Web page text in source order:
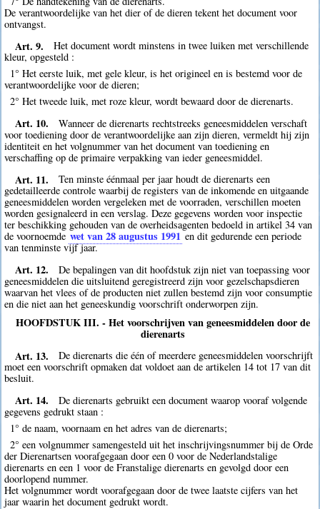
De verantwoordelijke van het dier of de dieren tekent het document voor
ontvangst.
Art. 9.
Het document wordt minstens in twee luiken met verschillende
kleur, opgesteld :
1° Het eerste luik, met gele kleur, is het origineel en is bestemd voor de
verantwoordelijke voor de dieren;
2° Het tweede luik, met roze kleur, wordt bewaard door de dierenarts.
Art. 10.
Wanneer de dierenarts rechtstreeks geneesmiddelen verschaft
voor toediening door de verantwoordelijke aan zijn dieren, vermeldt hij zijn
identiteit en het volgnummer van het document van toediening en
verschaffing op de primaire verpakking van ieder geneesmiddel.
Art. 11.
Ten minste éénmaal per jaar houdt de dierenarts een
gedetailleerde controle waarbij de registers van de inkomende en uitgaande
geneesmiddelen worden vergeleken met de voorraden, verschillen moeten
worden gesignaleerd in een verslag. Deze gegevens worden voor inspectie
ter beschikking gehouden van de overheidsagenten bedoeld in artikel 34 van
de voornoemde wet van 28 augustus 1991 en dit gedurende een periode
van tenminste vijf jaar.
Art. 12.
De bepalingen van dit hoofdstuk zijn niet van toepassing voor
geneesmiddelen die uitsluitend geregistreerd zijn voor gezelschapsdieren
waarvan het vlees of de producten niet zullen bestemd zijn voor consumptie
en die niet aan het geneeskundig voorschrift onderworpen zijn.
HOOFDSTUK III. - Het voorschrijven van geneesmiddelen door de
dierenarts
Art. 13.
De dierenarts die één of meerdere geneesmiddelen voorschrijft
moet een voorschrift opmaken dat voldoet aan de artikelen 14 tot 17 van dit
besluit.
Art. 14.
De dierenarts gebruikt een document waarop vooraf volgende
gegevens gedrukt staan :
1° de naam, voornaam en het adres van de dierenarts;
2° een volgnummer samengesteld uit het inschrijvingsnummer bij de Orde
der Dierenartsen voorafgegaan door een 0 voor de Nederlandstalige
dierenarts en een 1 voor de Franstalige dierenarts en gevolgd door een
doorlopend nummer.
Het volgnummer wordt voorafgegaan door de twee laatste cijfers van het
jaar waarin het document gedrukt wordt.